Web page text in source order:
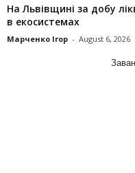
На Львівщині за добу
в екосистемах
Марченко Ігор - August 6, 2026